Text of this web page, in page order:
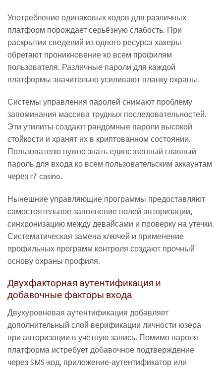
Употребление одинаковых кодов для различных
платформ порождает серьёзную слабость. При
раскрытии сведений из одного ресурса хакеры
обретают проникновение ко всем профилям
пользователя. Различные пароли для каждой
платформы значительно усиливают планку охраны.
Системы управления паролей снимают проблему
запоминания массива трудных последовательностей.
Эти утилиты создают рандомные пароли высокой
стойкости и хранят их в криптованном состоянии.
Пользователю нужно знать единственный главный
пароль для входа ко всем пользовательским аккаунтам
через r7 casino.
Нынешние управляющие программы предоставляют
самостоятельное заполнение полей авторизации,
синхронизацию между девайсами и проверку на утечки.
Систематическая замена ключей и применение
профильных программ контроля создают прочный
основу охраны профиля.
Двухфакторная аутентификация и
добавочные факторы входа
Двухуровневая аутентификация добавляет
дополнительный слой верификации личности юзера
при авторизации в учётную запись. Помимо пароля
платформа истребует добавочное подтверждение
через SMS-код, приложение-аутентификатор или